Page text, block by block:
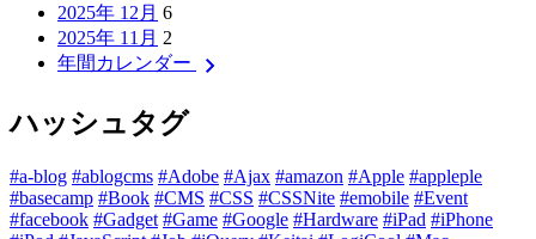
2025年 12月 6
2025年 11月 2
年間カレンダー
chevron_right
ハッシュタグ
#a-blog #ablogcms #Adobe #Ajax #amazon #Apple #appleple
#basecamp #Book #CMS #CSS #CSSNite #emobile #Event
#facebook #Gadget #Game #Google #Hardware #iPad #iPhone